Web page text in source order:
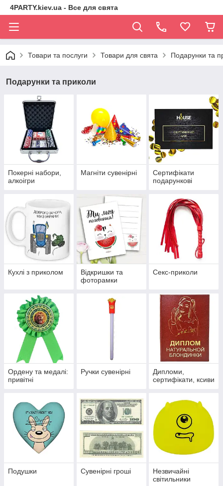
4PARTY.kiev.ua - Все для свята
Товари та послуги Товари для свята Подарунки та
Подарунки та приколи
Покерні набори,
алкоігри
Магніти сувенірні
Сертифікати
подарункові
Кухлі з приколом
Відкришки та
фоторамки
Секс-приколи
Ордену та медалі:
привітні
Ручки сувенірні
Дипломи,
сертифікати, ксиви
Подушки Сувенірні гроші
Незвичайні
світильники